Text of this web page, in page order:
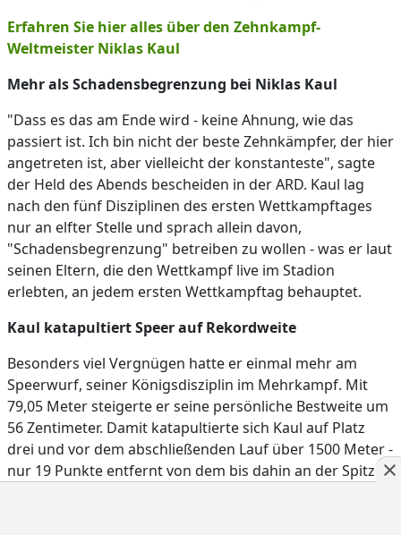
Erfahren Sie hier alles über den Zehnkampf-
Weltmeister Niklas Kaul
Mehr als Schadensbegrenzung bei Niklas Kaul
"Dass es das am Ende wird - keine Ahnung, wie das
passiert ist. Ich bin nicht der beste Zehnkämpfer, der hier
angetreten ist, aber vielleicht der konstanteste", sagte
der Held des Abends bescheiden in der ARD. Kaul lag
nach den fünf Disziplinen des ersten Wettkampftages
nur an elfter Stelle und sprach allein davon,
"Schadensbegrenzung" betreiben zu wollen - was er laut
seinen Eltern, die den Wettkampf live im Stadion
erlebten, an jedem ersten Wettkampftag behauptet.
Kaul katapultiert Speer auf Rekordweite
Besonders viel Vergnügen hatte er einmal mehr am
Speerwurf, seiner Königsdisziplin im Mehrkampf. Mit
79,05 Meter steigerte er seine persönliche Bestweite um
56 Zentimeter. Damit katapultierte sich Kaul auf Platz
drei und vor dem abschließenden Lauf über 1500 Meter -
nur 19 Punkte entfernt von dem bis dahin an der Spitze